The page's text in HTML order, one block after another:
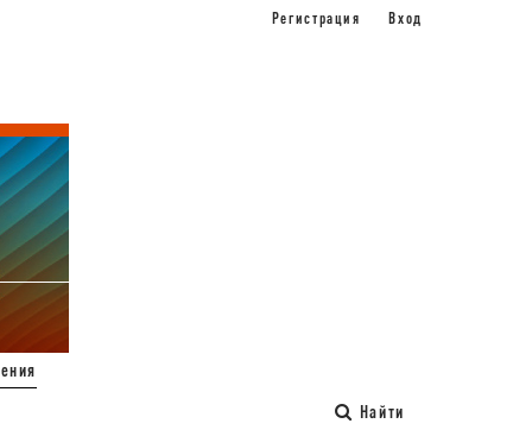
Найти
Регистрация Вход